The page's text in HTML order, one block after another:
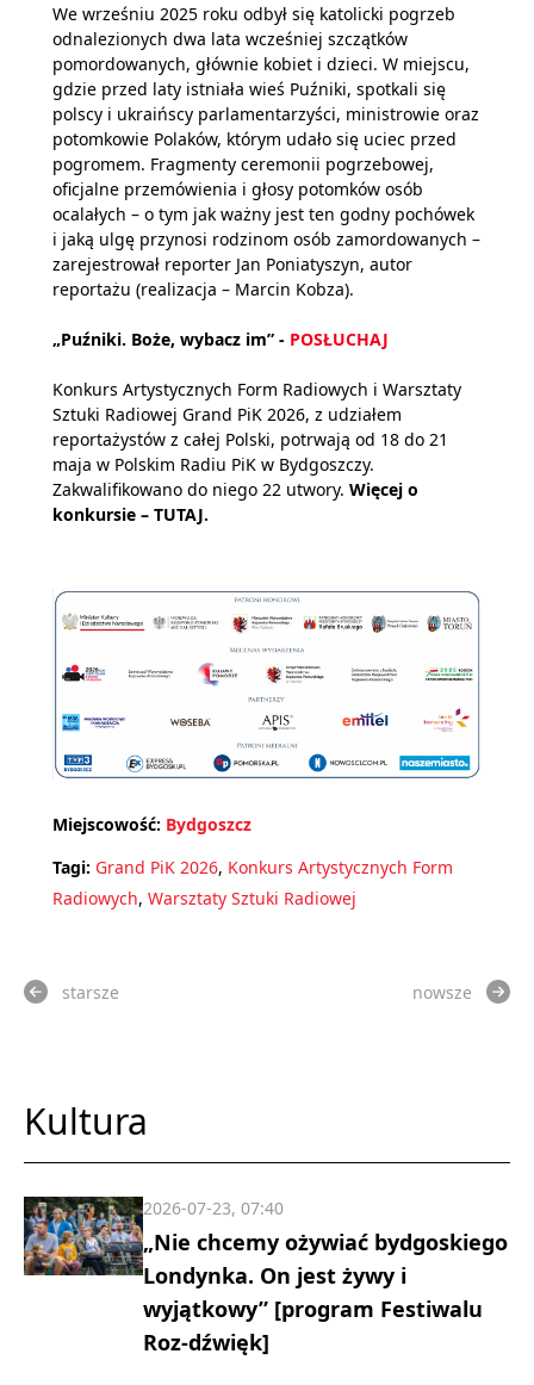
We wrześniu 2025 roku odbył się katolicki pogrzeb
odnalezionych dwa lata wcześniej szczątków
pomordowanych, głównie kobiet i dzieci. W miejscu,
gdzie przed laty istniała wieś Puźniki, spotkali się
polscy i ukraińscy parlamentarzyści, ministrowie oraz
potomkowie Polaków, którym udało się uciec przed
pogromem. Fragmenty ceremonii pogrzebowej,
oficjalne przemówienia i głosy potomków osób
ocalałych – o tym jak ważny jest ten godny pochówek
i jaką ulgę przynosi rodzinom osób zamordowanych –
zarejestrował reporter Jan Poniatyszyn, autor
reportażu (realizacja – Marcin Kobza).
„Puźniki. Boże, wybacz im” - POSŁUCHAJ
Konkurs Artystycznych Form Radiowych i Warsztaty
Sztuki Radiowej Grand PiK 2026, z udziałem
reportażystów z całej Polski, potrwają od 18 do 21
maja w Polskim Radiu PiK w Bydgoszczy.
Zakwalifikowano do niego 22 utwory. Więcej o
konkursie – TUTAJ.
Miejscowość: Bydgoszcz
Tagi: Grand PiK 2026, Konkurs Artystycznych Form
Radiowych, Warsztaty Sztuki Radiowej
starsze nowsze
Kultura
„Nie chcemy ożywiać bydgoskiego
Londynka. On jest żywy i
wyjątkowy” [program Festiwalu
Roz-dźwięk]
2026-07-23, 07:40